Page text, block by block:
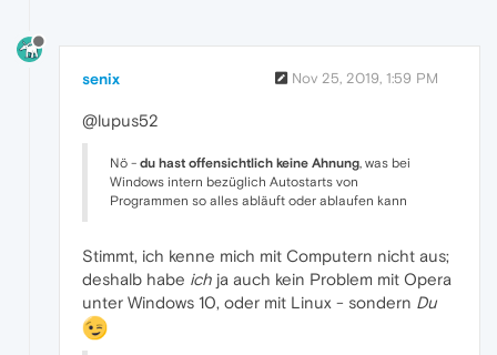
senix Nov 25, 2019, 1:59 PM
@lupus52
Nö - du hast offensichtlich keine Ahnung , was bei
Windows intern bezüglich Autostarts von
Programmen so alles abläuft oder ablaufen kann
Stimmt, ich kenne mich mit Computern nicht aus;
deshalb habe ich ja auch kein Problem mit Opera
unter Windows 10, oder mit Linux - sondern Du